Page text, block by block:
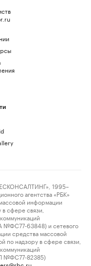
1995–
агентства «РБК»
информации
сфере связи,
№ФС77-63848) и сетевого
средства массовой
по надзору в сфере связи,
№ФС77-82385)